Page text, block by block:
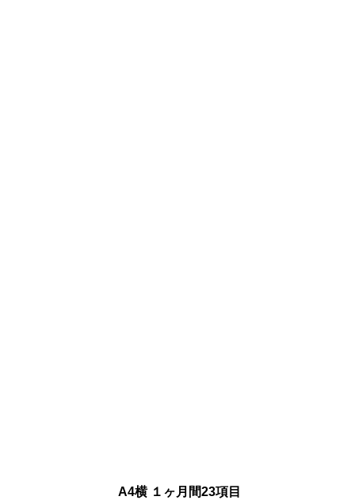
A4横 １ヶ月間23項目